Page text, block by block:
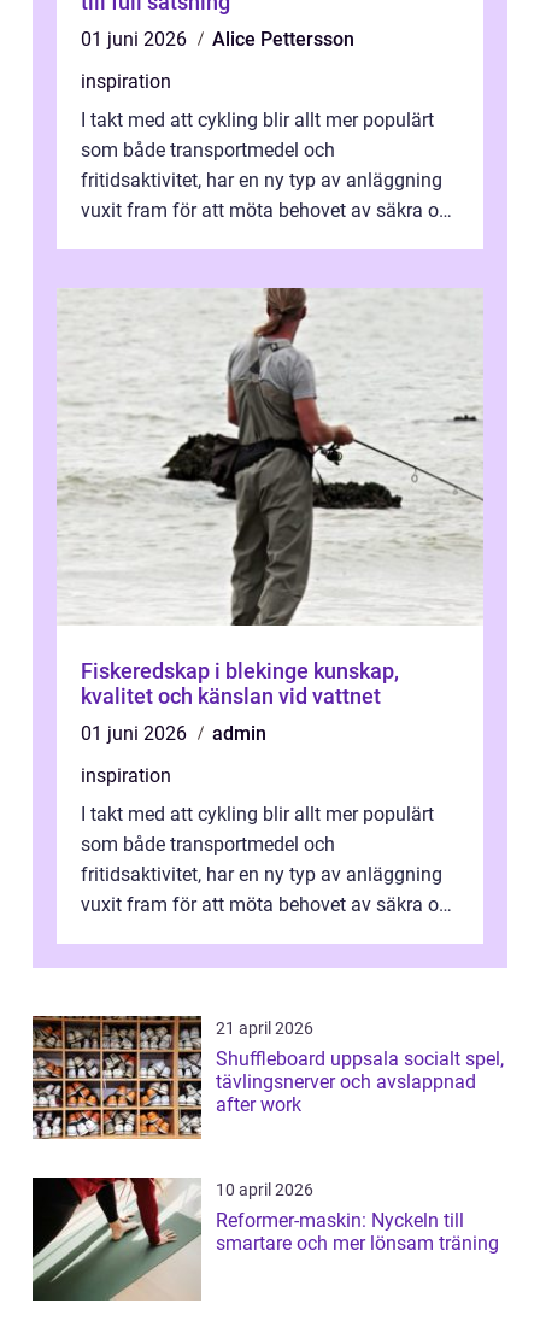
01 juni 2026
Alice Pettersson
inspiration
I takt med att cykling blir allt mer populärt
som både transportmedel och
fritidsaktivitet, har en ny typ av anläggning
vuxit fram för att möta behovet av säkra och
Fiskeredskap i blekinge kunskap,
kvalitet och känslan vid vattnet
01 juni 2026
admin
inspiration
I takt med att cykling blir allt mer populärt
som både transportmedel och
fritidsaktivitet, har en ny typ av anläggning
vuxit fram för att möta behovet av säkra och
21 april 2026
Shuffleboard uppsala socialt spel,
tävlingsnerver och avslappnad
after work
10 april 2026
Reformer-maskin: Nyckeln till
smartare och mer lönsam träning